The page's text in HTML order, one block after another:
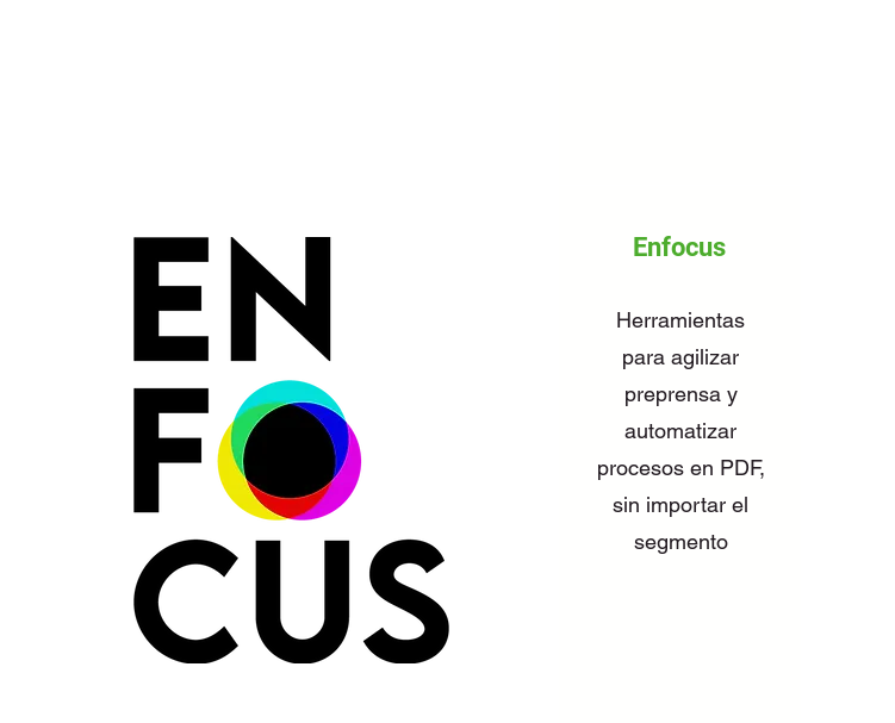
Enfocus
Herramientas
para agilizar
preprensa y
automatizar
procesos en PDF,
sin importar el
segmento